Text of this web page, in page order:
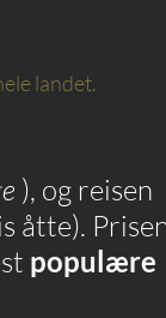
landet.
), og reisen
åtte).
populære